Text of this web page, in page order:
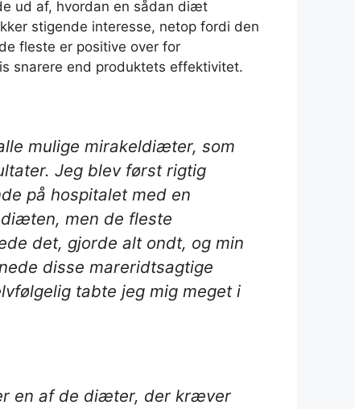
ud af, hvordan en sådan diæt
stigende interesse, netop fordi den
fleste er positive over for
snarere end produktets effektivitet.
mulige mirakeldiæter, som
Jeg blev først rigtig
på hospitalet med en
men de fleste
det, gjorde alt ondt, og min
disse mareridtsagtige
tabte jeg mig meget i
en af de diæter, der kræver